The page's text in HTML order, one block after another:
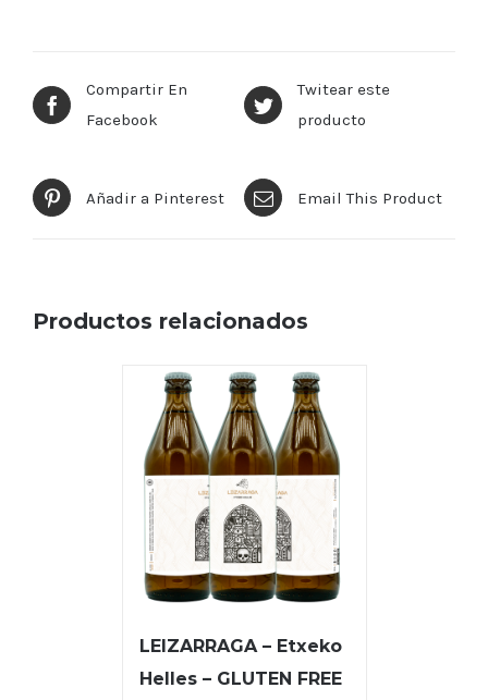
Compartir En
Facebook
Twitear este
producto
Añadir a Pinterest Email This Product
Productos relacionados
LEIZARRAGA – Etxeko
Helles – GLUTEN FREE